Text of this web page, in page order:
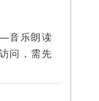
音乐朗读
问，需先